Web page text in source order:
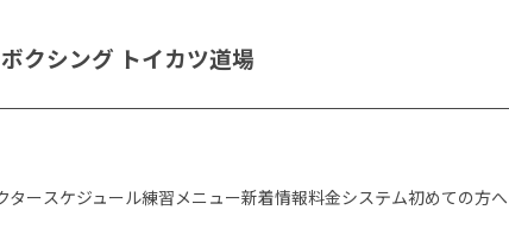
クシング トイカツ道場
タースケジュール練習メニュー新着情報料金システム初めての方へ